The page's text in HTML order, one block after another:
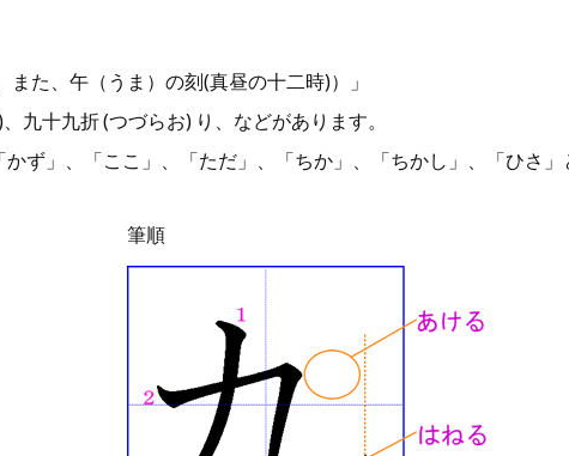
た、午（うま）の刻(真昼の十二時)）」
九十九折 (つづらお) り、などがあります。
ず」、「ここ」、「ただ」、「ちか」、「ちかし」、「ひさ」
筆順